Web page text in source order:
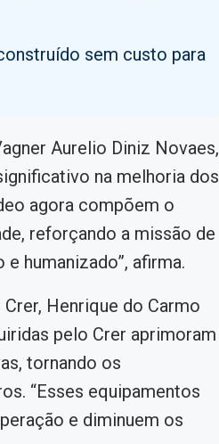
sem custo para
Aurelio Diniz Novaes,
na melhoria dos
agora compõem o
reforçando a missão de
humanizado”, afirma.
Henrique do Carmo
pelo Crer aprimoram
tornando os
“Esses equipamentos
e diminuem os